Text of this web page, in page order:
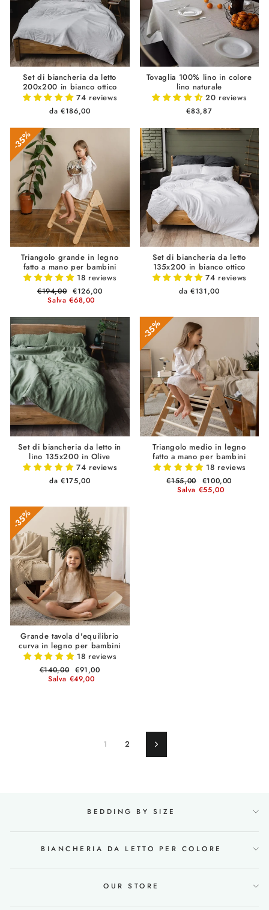
Set di biancheria da letto
200x200 in bianco ottico
74 reviews
da €186,00
Tovaglia 100% lino in colore
lino naturale
20 reviews
€83,87
35%
Triangolo grande in legno
fatto a mano per bambini
18 reviews
Prezzo
€194,00 Prezzo
scontato
€126,00
Salva €68,00
Set di biancheria da letto
135x200 in bianco ottico
74 reviews
da €131,00
Set di biancheria da letto in
lino 135x200 in Olive
74 reviews
da €175,00
35%
Triangolo medio in legno
fatto a mano per bambini
18 reviews
Prezzo
€155,00 Prezzo
scontato
€100,00
Salva €55,00
35%
Grande tavola d'equilibrio
curva in legno per bambini
18 reviews
Prezzo
€140,00 Prezzo
scontato
€91,00
Salva €49,00
1 2 Successivo
BEDDING BY SIZE
BIANCHERIA DA LETTO PER COLORE
OUR STORE